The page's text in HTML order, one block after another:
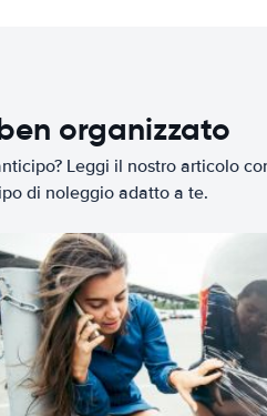
organizzato
Leggi il nostro articolo
di noleggio adatto a te.